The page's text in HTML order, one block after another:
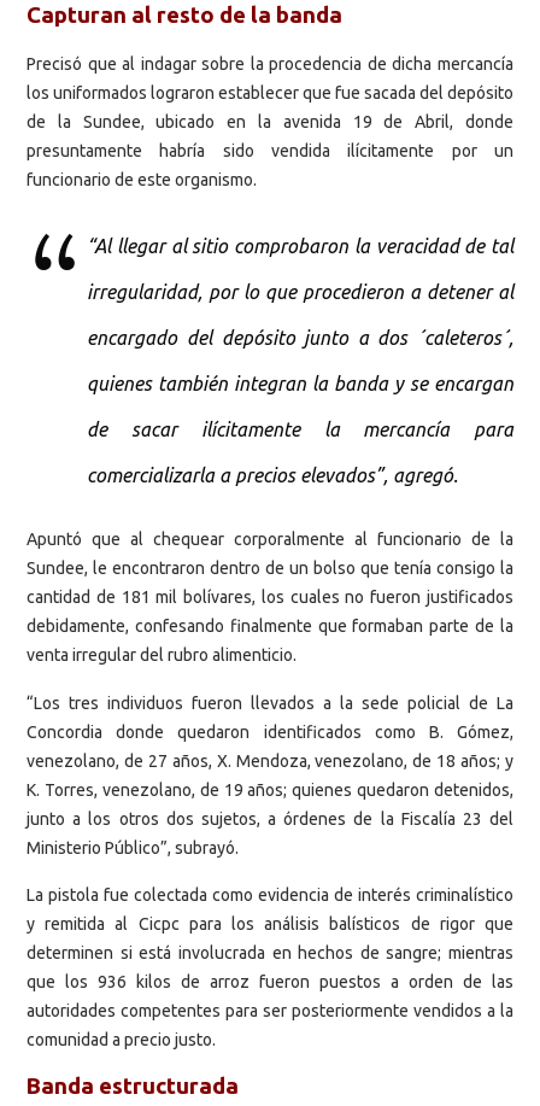
Capturan al resto de la banda
Precisó que al indagar sobre la procedencia de dicha mercancía
los uniformados lograron establecer que fue sacada del depósito
de la Sundee, ubicado en la avenida 19 de Abril, donde
presuntamente habría sido vendida ilícitamente por un
funcionario de este organismo.
“Al llegar al sitio comprobaron la veracidad de tal
irregularidad, por lo que procedieron a detener al
encargado del depósito junto a dos ´caleteros´,
quienes también integran la banda y se encargan
de sacar ilícitamente la mercancía para
comercializarla a precios elevados”, agregó.
Apuntó que al chequear corporalmente al funcionario de la
Sundee, le encontraron dentro de un bolso que tenía consigo la
cantidad de 181 mil bolívares, los cuales no fueron justificados
debidamente, confesando finalmente que formaban parte de la
venta irregular del rubro alimenticio.
“Los tres individuos fueron llevados a la sede policial de La
Concordia donde quedaron identificados como B. Gómez,
venezolano, de 27 años, X. Mendoza, venezolano, de 18 años; y
K. Torres, venezolano, de 19 años; quienes quedaron detenidos,
junto a los otros dos sujetos, a órdenes de la Fiscalía 23 del
Ministerio Público”, subrayó.
La pistola fue colectada como evidencia de interés criminalístico
y remitida al Cicpc para los análisis balísticos de rigor que
determinen si está involucrada en hechos de sangre; mientras
que los 936 kilos de arroz fueron puestos a orden de las
autoridades competentes para ser posteriormente vendidos a la
comunidad a precio justo.
Banda estructurada